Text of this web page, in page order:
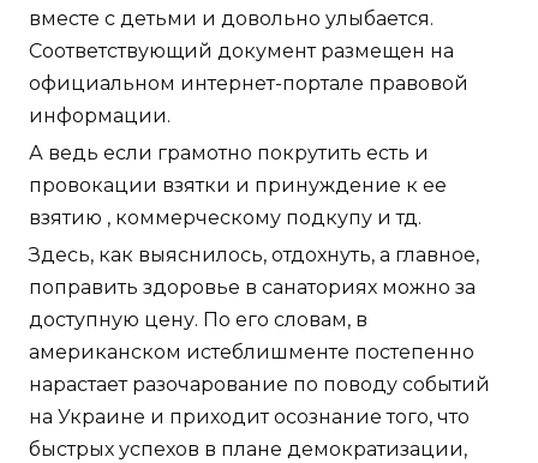
вместе с детьми и довольно улыбается.
Соответствующий документ размещен на
официальном интернет-портале правовой
информации.
А ведь если грамотно покрутить есть и
провокации взятки и принуждение к ее
взятию , коммерческому подкупу и тд.
Здесь, как выяснилось, отдохнуть, а главное,
поправить здоровье в санаториях можно за
доступную цену. По его словам, в
американском истеблишменте постепенно
нарастает разочарование по поводу событий
на Украине и приходит осознание того, что
быстрых успехов в плане демократизации,